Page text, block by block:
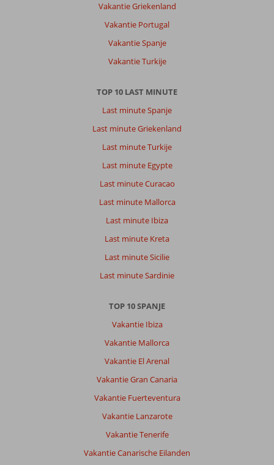
Vakantie Griekenland
Vakantie Portugal
Vakantie Spanje
Vakantie Turkije
TOP 10 LAST MINUTE
Last minute Spanje
Last minute Griekenland
Last minute Turkije
Last minute Egypte
Last minute Curacao
Last minute Mallorca
Last minute Ibiza
Last minute Kreta
Last minute Sicilie
Last minute Sardinie
TOP 10 SPANJE
Vakantie Ibiza
Vakantie Mallorca
Vakantie El Arenal
Vakantie Gran Canaria
Vakantie Fuerteventura
Vakantie Lanzarote
Vakantie Tenerife
Vakantie Canarische Eilanden